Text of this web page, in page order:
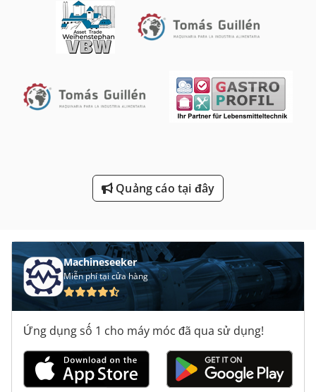
Máy Tiện Chính Xác
Máy Tiện Cơ Khí
Máy Tiện Tự Động
Máy Đo Chiều Cao
Trượt Bánh Xe Máy Mài Đánh Bóng Máy Đầm Bóng
Quảng cáo tại đây
Machineseeker
Miễn phí tại cửa hàng
Ứng dụng số 1 cho máy móc đã qua sử dụng!